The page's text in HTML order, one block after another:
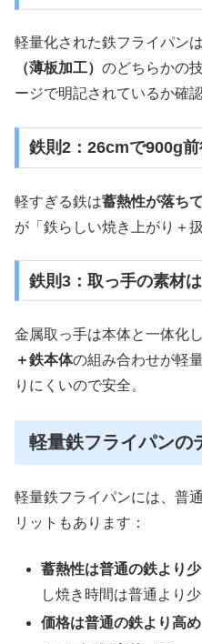
軽量化された鉄フライパン
（薄板加工） のどちらかの
ージで明記されているか確認
鉄則2：26cmで900g前
軽すぎる鉄は蓄熱性が落ち
が「鉄らしい焼き上がり＋
鉄則3：取っ手の素材
金属取っ手は本体と一体化
＋鉄本体の組み合わせが軽
りにくいので安全。
軽量鉄フライパンの
軽量鉄フライパンには、普
リットもあります：
蓄熱性は普通の鉄より
し焼き時間は普通より
価格は普通の鉄より高め